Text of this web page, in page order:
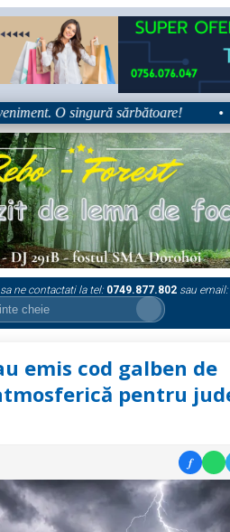
O singură sărbătoare! •
ne contactati la tel: 0749.877.802 sau email:
emis cod galben de
pentru
f